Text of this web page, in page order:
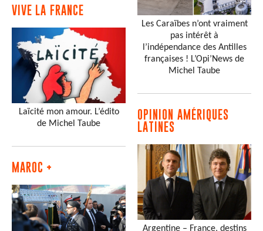
VIVE LA FRANCE
Laïcité mon amour. L’édito
de Michel Taube
MAROC +
Les Caraïbes n’ont vraiment
pas intérêt à
l’indépendance des Antilles
françaises ! L’Opi’News de
Michel Taube
OPINION AMÉRIQUES
LATINES
Argentine – France, destins